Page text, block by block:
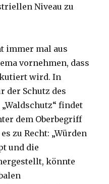
Niveau zu
immer mal aus
vornehmen, dass
wird. In
der Schutz des
findet
dem Oberbegriff
zu Recht: „Würden
und die
könnte